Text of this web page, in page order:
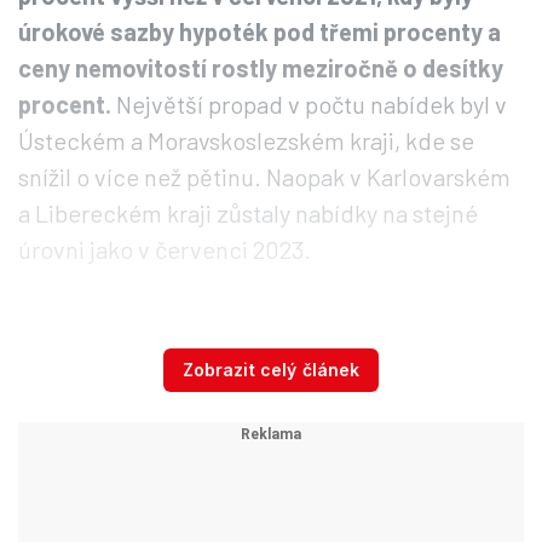
úrokové sazby hypoték pod třemi procenty a
ceny nemovitostí rostly meziročně o desítky
procent. Největší propad v počtu nabídek byl v
Ústeckém a Moravskoslezském kraji, kde se
snížil o více než pětinu. Naopak v Karlovarském
a Libereckém kraji zůstaly nabídky na stejné
úrovni jako v červenci 2023.
Stoupá i cena domů
rodinných domů. Sice za poslední tři měsíce
Zobrazit celý článek